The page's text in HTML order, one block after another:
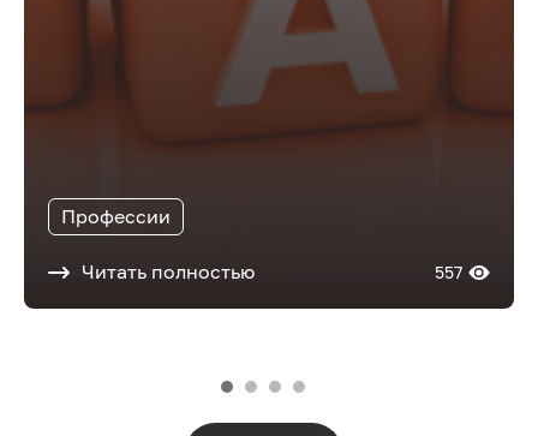
Профессии
Читать полностью 557